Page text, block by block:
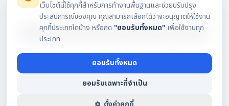
สรุปปันผลรายปี
Q1 Q2 Q3 Q4 รวมทั้งปี เทียบปีก่อน
2566 — — — — 0.00 ▼ -0.03
2565 — — — 0.03 0.03
— 0.04 ▼ -0.06
เว็บไซต์นี้ใช้คุกกี้สำหรับการทำงานพื้นฐานและช่วยปรับปรุง
ประสบการณ์ของคุณ คุณสามารถเลือกได้ว่าจะอนุญาตให้ใช้งาน
คุกกี้ประเภทใดบ้าง หรือกด "ยอมรับทั้งหมด" เพื่อใช้งานทุก
ประเภท
ยอมรับทั้งหมด
ยอมรับเฉพาะที่จำเป็น